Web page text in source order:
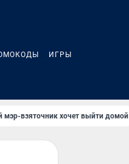
ИГРЫ
мэр-взяточник хочет выйти домой